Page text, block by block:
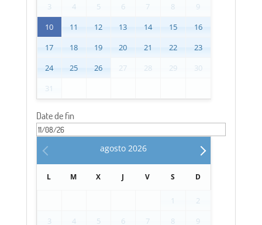
3
4 5 6 7 8
9
10
11 12 13 14 15
16
17
18 19 20 21 22
23
24
25 26 27 28 29
30
31
Date de fin
agosto 2026
L M X J V S D
1
2
3
4 5 6 7 8 9